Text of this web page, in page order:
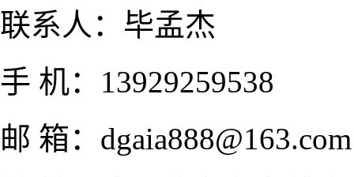
联系人：毕孟杰
手 机：13929259538
邮 箱：dgaia888@163.com